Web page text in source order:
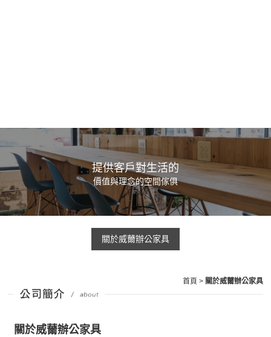
提供客戶對生活的
價值與理念的空間傢俱
關於威薾辦公家具
首頁 > 關於威薾辦公家具
關於威薾辦公家具